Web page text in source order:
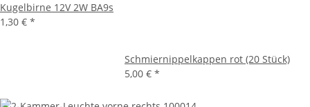
Kugelbirne 12V 2W BA9s
1,30 € *
Schmiernippelkappen rot (20 Stück)
5,00 € *